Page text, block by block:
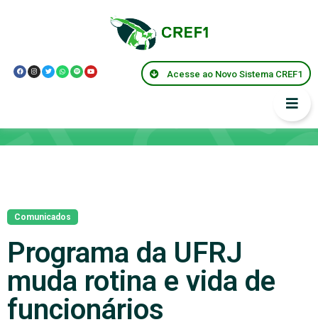
Acesse ao Novo Sistema CREF1
Comunicados
Programa da UFRJ
muda rotina e vida de
funcionários